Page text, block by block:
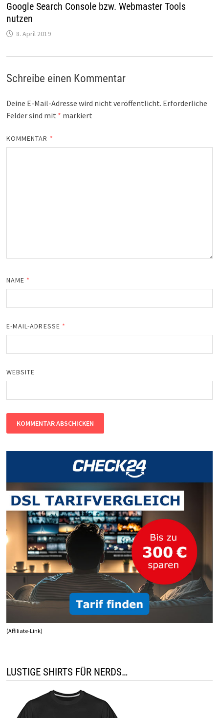
Google Search Console bzw. Webmaster Tools
nutzen
8. April 2019
Schreibe einen Kommentar
Deine E-Mail-Adresse wird nicht veröffentlicht. Erforderliche
Felder sind mit * markiert
KOMMENTAR *
NAME *
E-MAIL-ADRESSE *
WEBSITE
(Affiliate-Link)
LUSTIGE SHIRTS FÜR NERDS…